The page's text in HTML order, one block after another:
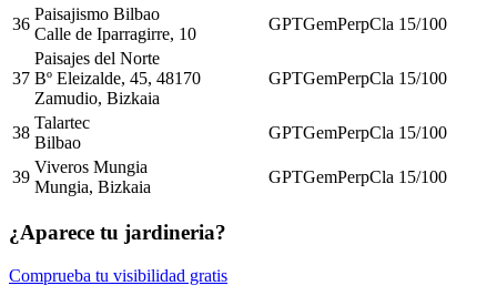
36
Paisajismo Bilbao
Calle de Iparragirre, 10
GPTGemPerpCla 15/100
37
Paisajes del Norte
Bº Eleizalde, 45, 48170
Zamudio, Bizkaia
GPTGemPerpCla 15/100
38
Talartec
Bilbao
GPTGemPerpCla 15/100
39
Viveros Mungia
Mungia, Bizkaia
GPTGemPerpCla 15/100
¿Aparece tu jardineria?
Comprueba tu visibilidad gratis